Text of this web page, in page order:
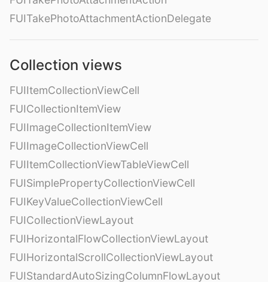
FUITakePhotoAttachmentActionDelegate
Collection views
FUIItemCollectionViewCell
FUICollectionItemView
FUIImageCollectionItemView
FUIImageCollectionViewCell
FUIItemCollectionViewTableViewCell
FUISimplePropertyCollectionViewCell
FUIKeyValueCollectionViewCell
FUICollectionViewLayout
FUIHorizontalFlowCollectionViewLayout
FUIHorizontalScrollCollectionViewLayout
FUIStandardAutoSizingColumnFlowLayout